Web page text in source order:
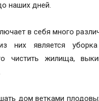
наших дней.
в себя много
них является
чистить жилища,
дом ветками